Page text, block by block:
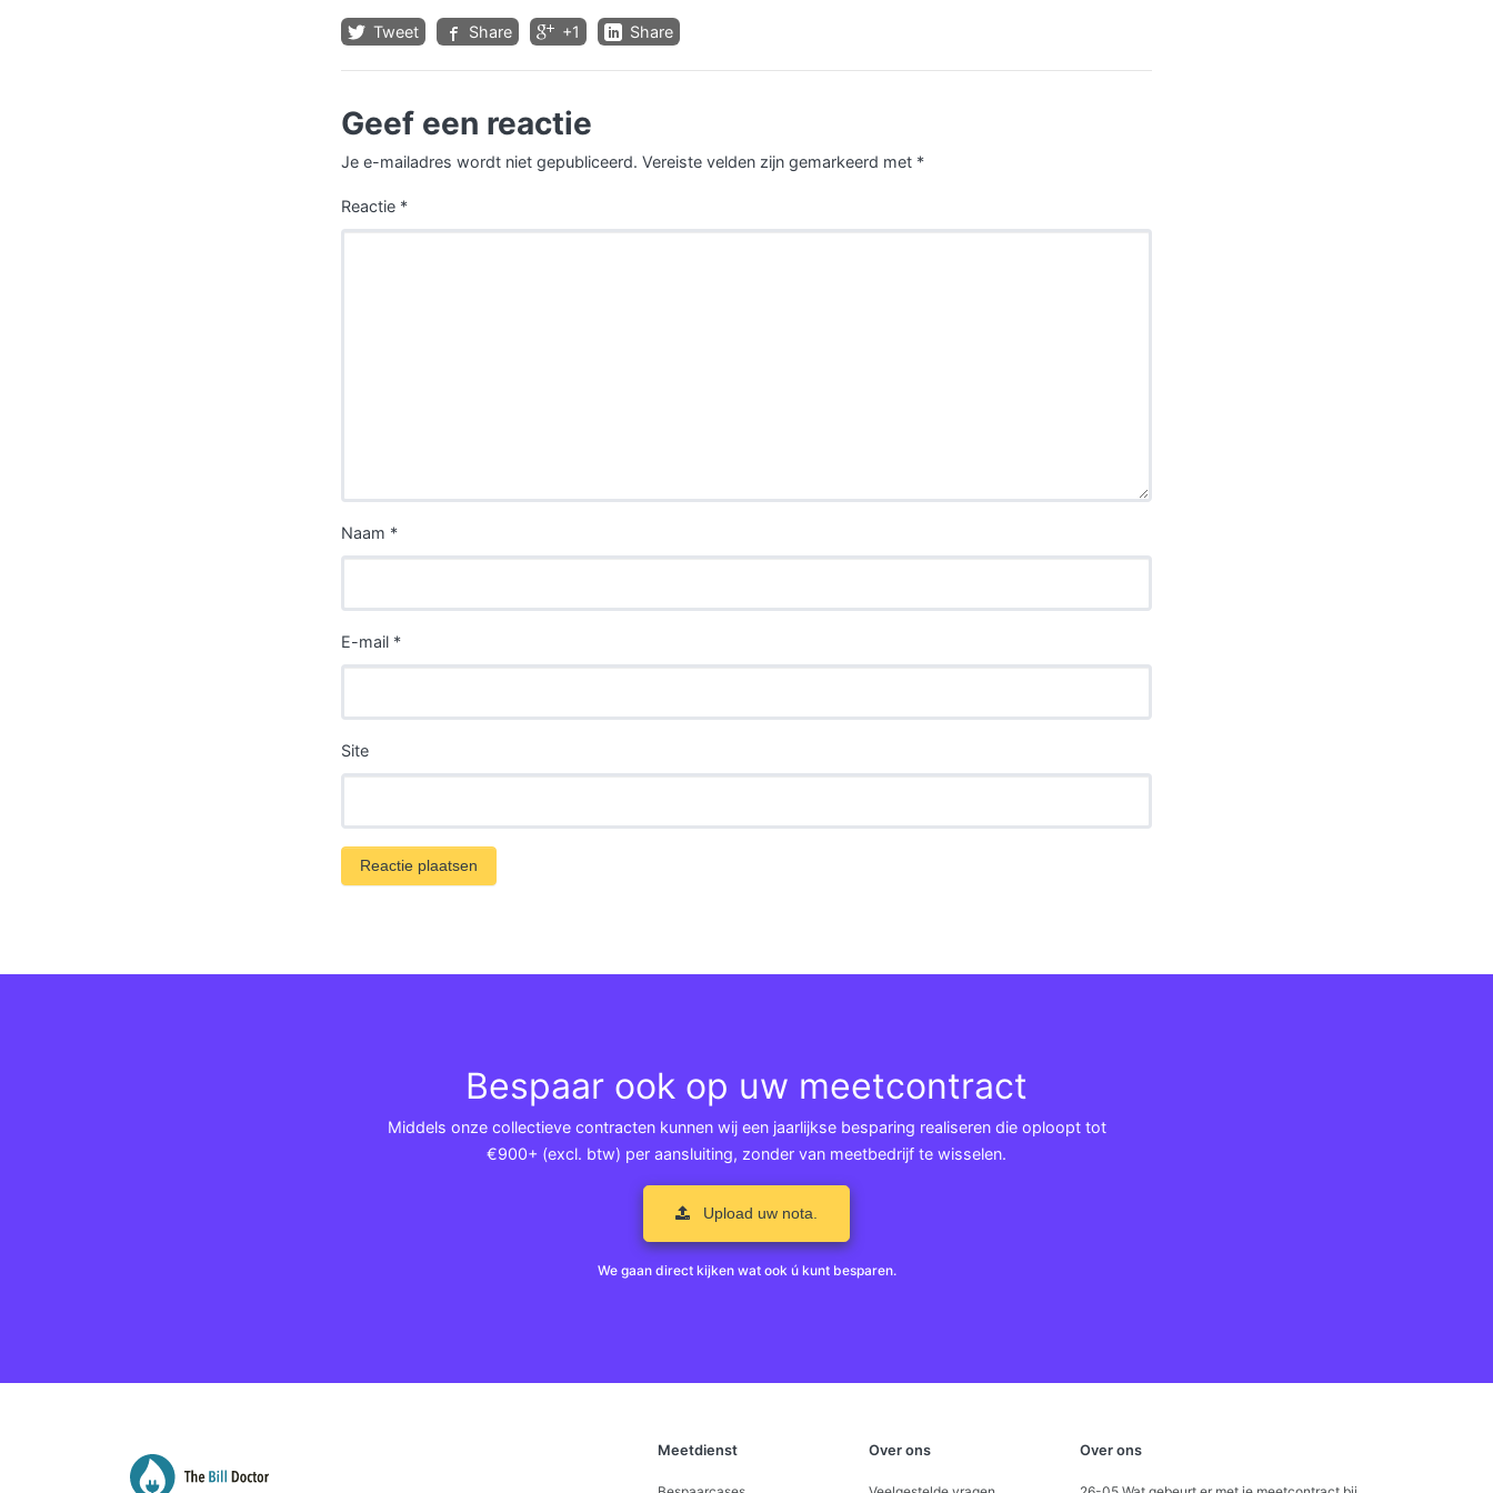
Tweet Share +1 Share
Geef een reactie
Je e-mailadres wordt niet gepubliceerd. Vereiste velden zijn gemarkeerd met *
Reactie *
Naam *
E-mail *
Site
Bespaar ook op uw meetcontract
Middels onze collectieve contracten kunnen wij een jaarlijkse besparing realiseren die oploopt tot
€900+ (excl. btw) per aansluiting, zonder van meetbedrijf te wisselen.
Upload uw nota.
We gaan direct kijken wat ook ú kunt besparen.
Meetdienst Over ons Over ons